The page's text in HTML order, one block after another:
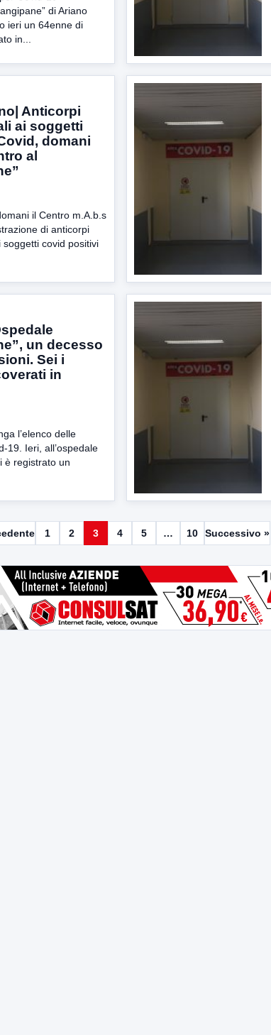
di Ariano
ieri un 64enne di
in...
Anticorpi
ai soggetti
domani
al
il Centro m.A.b.s
di anticorpi
soggetti covid positivi
un decesso
Sei i
in
l’elenco delle
19. Ieri, all’ospedale
è registrato un
1 2 3 4 5 … 10 Successivo »